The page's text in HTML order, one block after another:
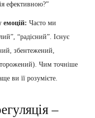
ефективною?”
емоцій: Часто ми
“радісний”. Існує
збентежений,
Чим точніше
ви її розумієте.
–